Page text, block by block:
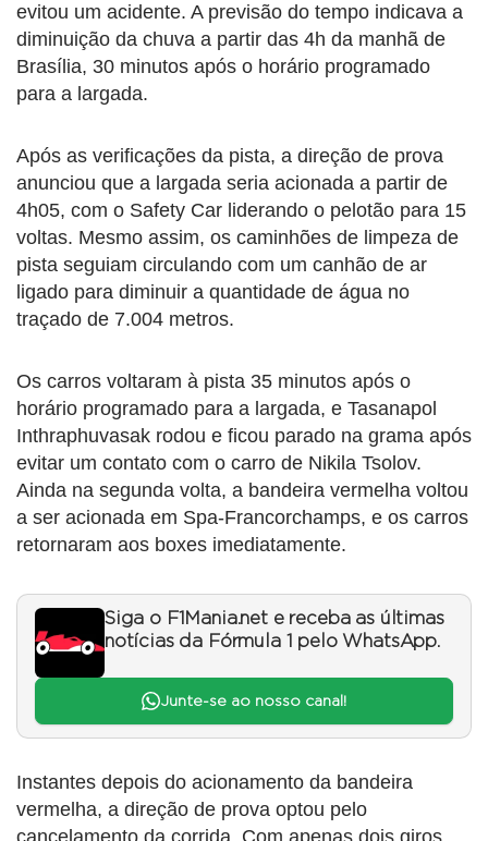
evitou um acidente. A previsão do tempo indicava a
diminuição da chuva a partir das 4h da manhã de
Brasília, 30 minutos após o horário programado
para a largada.
Após as verificações da pista, a direção de prova
anunciou que a largada seria acionada a partir de
4h05, com o Safety Car liderando o pelotão para 15
voltas. Mesmo assim, os caminhões de limpeza de
pista seguiam circulando com um canhão de ar
ligado para diminuir a quantidade de água no
traçado de 7.004 metros.
Os carros voltaram à pista 35 minutos após o
horário programado para a largada, e Tasanapol
Inthraphuvasak rodou e ficou parado na grama após
evitar um contato com o carro de Nikila Tsolov.
Ainda na segunda volta, a bandeira vermelha voltou
a ser acionada em Spa-Francorchamps, e os carros
retornaram aos boxes imediatamente.
Siga o F1Mania.net e receba as últimas
notícias da Fórmula 1 pelo WhatsApp.
Junte-se ao nosso canal!
Instantes depois do acionamento da bandeira
vermelha, a direção de prova optou pelo
cancelamento da corrida. Com apenas dois giros